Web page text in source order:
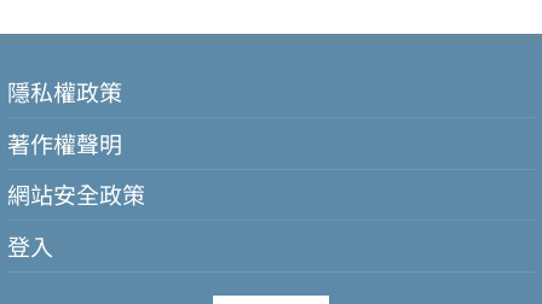
隱私權政策
著作權聲明
網站安全政策
登入